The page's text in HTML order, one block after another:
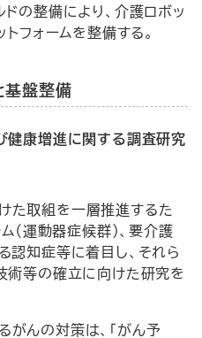
の整備により、介護ロボッ
トフォームを整備する。
基盤整備
康増進に関する調査研究
た取組を一層推進するた
（運動器症候群）、要介護
認知症等に着目し、それら
術等の確立に向けた研究を
んの対策は、「がん予